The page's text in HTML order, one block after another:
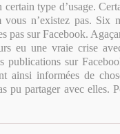
type d’usage.
vous n’existez pas. Six
pas sur Facebook.
eu une vraie crise
publications sur
ainsi informées de
pu partager avec elles.